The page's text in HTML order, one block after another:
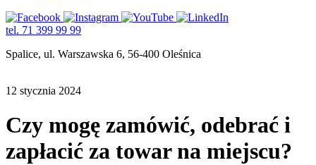
tel. 71 399 99 99
Spalice, ul. Warszawska 6, 56-400 Oleśnica
12 stycznia 2024
Czy mogę zamówić, odebrać i
zapłacić za towar na miejscu?